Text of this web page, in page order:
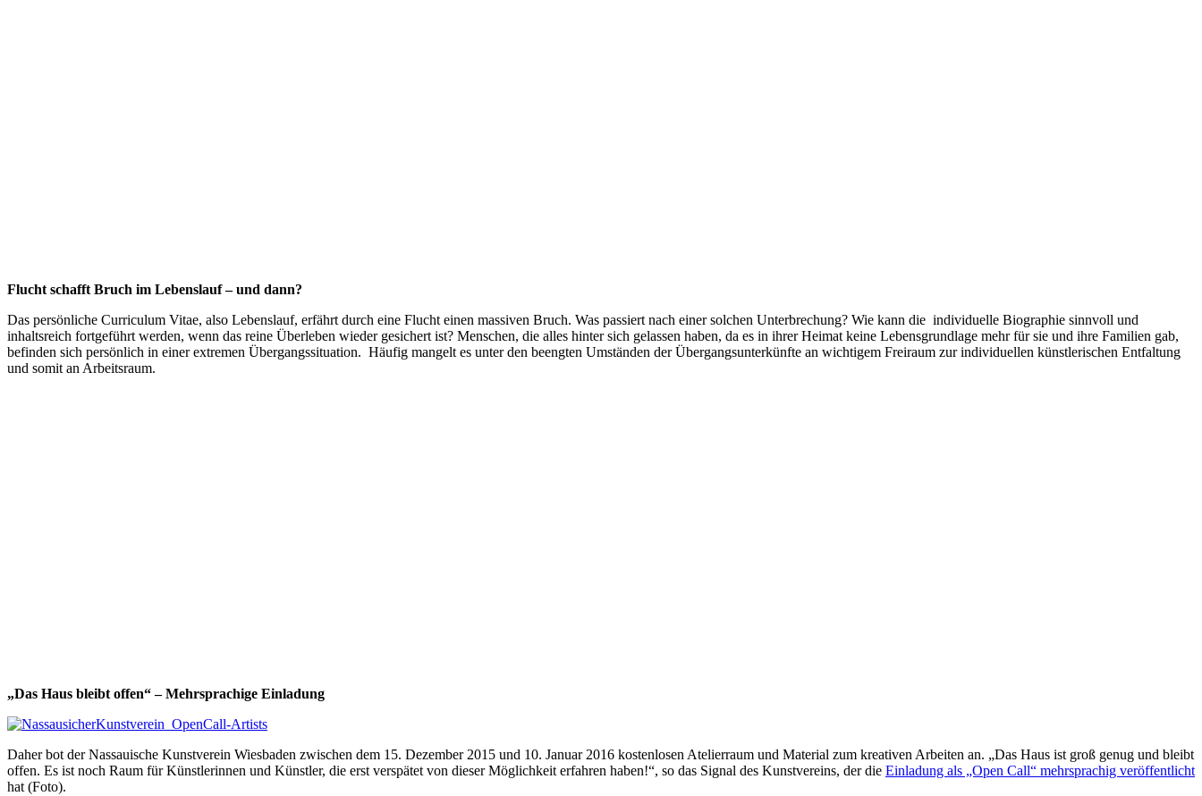
Flucht schafft Bruch im Lebenslauf – und dann?
Das persönliche Curriculum Vitae, also Lebenslauf, erfährt durch eine Flucht einen massiven Bruch. Was passiert nach einer solchen Unterbrechung? Wie kann die individuelle Biographie sinnvoll und
inhaltsreich fortgeführt werden, wenn das reine Überleben wieder gesichert ist? Menschen, die alles hinter sich gelassen haben, da es in ihrer Heimat keine Lebensgrundlage mehr für sie und ihre Familien gab,
befinden sich persönlich in einer extremen Übergangssituation. Häufig mangelt es unter den beengten Umständen der Übergangsunterkünfte an wichtigem Freiraum zur individuellen künstlerischen Entfaltung
und somit an Arbeitsraum.
„Das Haus bleibt offen“ – Mehrsprachige Einladung
Daher bot der Nassauische Kunstverein Wiesbaden zwischen dem 15. Dezember 2015 und 10. Januar 2016 kostenlosen Atelierraum und Material zum kreativen Arbeiten an. „Das Haus ist groß genug und bleibt
offen. Es ist noch Raum für Künstlerinnen und Künstler, die erst verspätet von dieser Möglichkeit erfahren haben!“, so das Signal des Kunstvereins, der die Einladung als „Open Call“ mehrsprachig veröffentlicht
hat (Foto).